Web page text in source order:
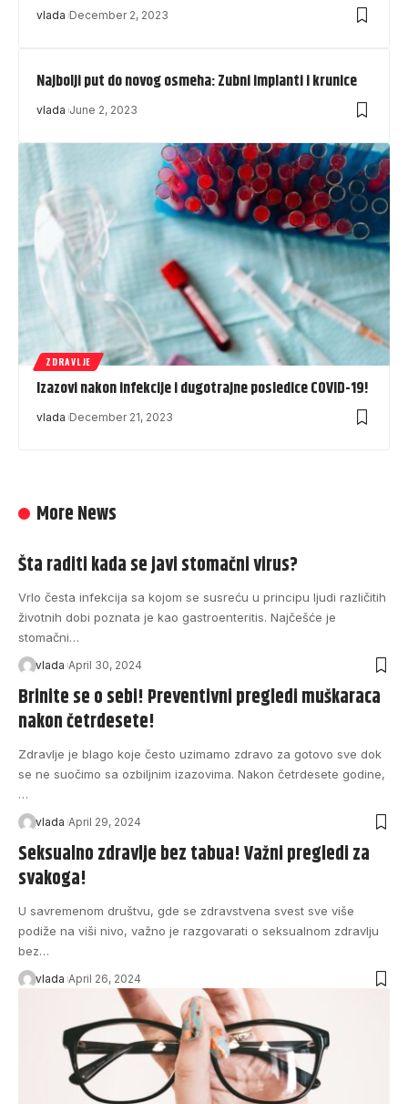
vlada December 2, 2023
Najbolji put do novog osmeha: Zubni implanti i krunice
vlada June 2, 2023
ZDRAVLJE
Izazovi nakon infekcije i dugotrajne posledice COVID-19!
vlada December 21, 2023
More News
Šta raditi kada se javi stomačni virus?
Vrlo česta infekcija sa kojom se susreću u principu ljudi različitih
životnih dobi poznata je kao gastroenteritis. Najčešće je
stomačni…
vlada April 30, 2024
Brinite se o sebi! Preventivni pregledi muškaraca
nakon četrdesete!
Zdravlje je blago koje često uzimamo zdravo za gotovo sve dok
se ne suočimo sa ozbiljnim izazovima. Nakon četrdesete godine,
…
vlada April 29, 2024
Seksualno zdravlje bez tabua! Važni pregledi za
svakoga!
U savremenom društvu, gde se zdravstvena svest sve više
podiže na viši nivo, važno je razgovarati o seksualnom zdravlju
bez…
vlada April 26, 2024